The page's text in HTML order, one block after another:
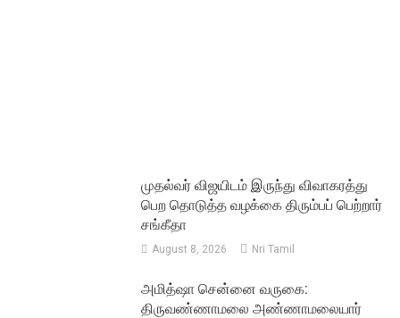
முதல்வர் விஜயிடம் இருந்து விவாகரத்து
பெற தொடுத்த வழக்கை திரும்பப் பெற்றார்
சங்கீதா
August 8, 2026 Nri Tamil
அமித்ஷா சென்னை வருகை:
திருவண்ணாமலை அண்ணாமலையார்